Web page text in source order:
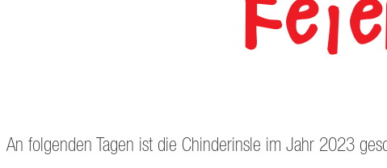
An folgenden Tagen ist die Chinderinsle im Jahr 2023